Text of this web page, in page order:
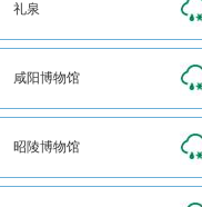
礼泉
咸阳博物馆
昭陵博物馆